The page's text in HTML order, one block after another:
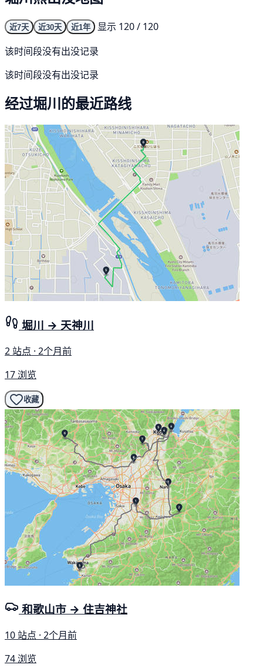
近7天 近30天 近1年
显示 120 / 120
该时间段没有出没记录
该时间段没有出没记录
经过堀川的最近路线
堀川 → 天神川
2 站点 · 2个月前
17 浏览
收藏
和歌山市 → 住吉神社
10 站点 · 2个月前
74 浏览